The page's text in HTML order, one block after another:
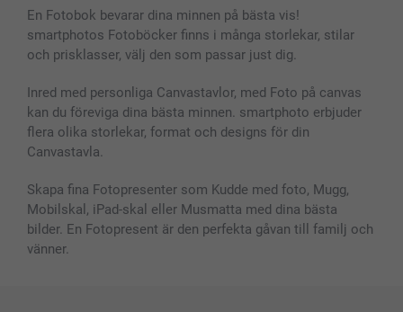
Skal till Mobil & Surfplatta
MyNameBook
Fotoramar & Tillbehör
Presentkort
Alla fotoprodukter
Sitemap
Villkor och garantier
smartbonus
Priser & betalning
En Fotobok bevarar dina minnen på bästa vis!
smartphotos Fotoböcker finns i många storlekar, stilar
och prisklasser, välj den som passar just dig.
Inred med personliga Canvastavlor, med Foto på canvas
kan du föreviga dina bästa minnen. smartphoto erbjuder
flera olika storlekar, format och designs för din
Canvastavla.
Skapa fina Fotopresenter som Kudde med foto, Mugg,
Mobilskal, iPad-skal eller Musmatta med dina bästa
bilder. En Fotopresent är den perfekta gåvan till familj och
vänner.